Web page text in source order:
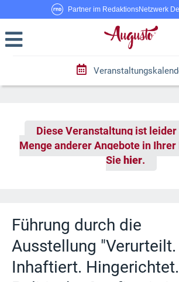
Partner im RedaktionsNetzwerk
Diese Veranstaltung ist
Menge anderer Angebote in Ihrer
Sie hier.
Führung durch die
Ausstellung "Verurteilt.
Inhaftiert. Hingerichtet.